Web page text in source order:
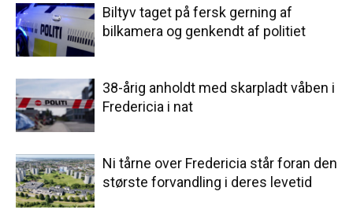
Biltyv taget på fersk gerning af
bilkamera og genkendt af politiet
38-årig anholdt med skarpladt våben i
Fredericia i nat
Ni tårne over Fredericia står foran den
største forvandling i deres levetid